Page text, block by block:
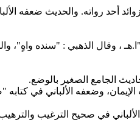
أحد رواته. والحديث ضعفه
، وقال الذهبي : "سنده واهٍ"،
وضعفه الألباني في
في صحيح الترغيب